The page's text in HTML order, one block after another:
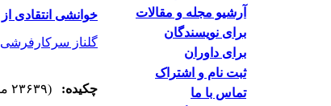
آرشیو مجله و مقالات
برای نویسندگان
برای داوران
ثبت نام و اشتراک
تماس با ما
خوانشی انتقادی
گلناز سرکارفرشی
چکیده:
(۲۳۶۳۹ مشاهده)